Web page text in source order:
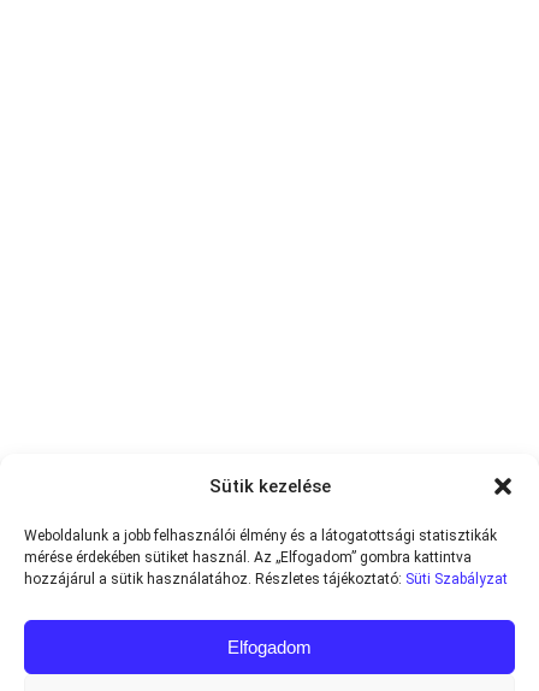
Sütik kezelése
Weboldalunk a jobb felhasználói élmény és a látogatottsági statisztikák
mérése érdekében sütiket használ. Az „Elfogadom” gombra kattintva
hozzájárul a sütik használatához. Részletes tájékoztató: Süti Szabályzat
Elfogadom